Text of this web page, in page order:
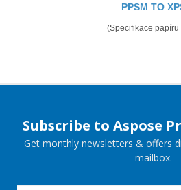
PPSM TO
(Specifikace papíru
Subscribe to Aspose
Get monthly newsletters & offers
mailbox.